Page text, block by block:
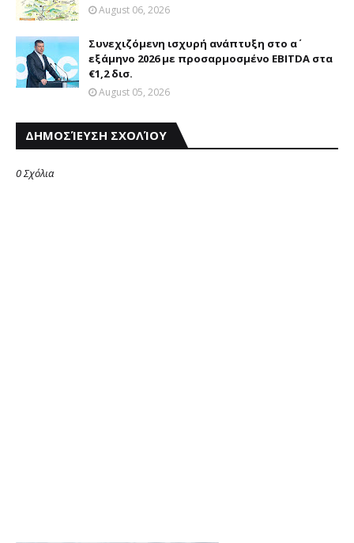
August 06, 2026
Συνεχιζόμενη ισχυρή ανάπτυξη στο α΄
εξάμηνο 2026 με προσαρμοσμένο EBITDA στα
€1,2 δισ.
August 05, 2026
ΔΗΜΟΣΊΕΥΣΗ ΣΧΟΛΊΟΥ
0 Σχόλια